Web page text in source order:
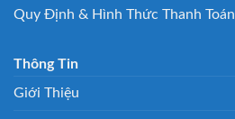
Quy Định & Hình Thức Thanh Toán
Thông Tin
Giới Thiệu